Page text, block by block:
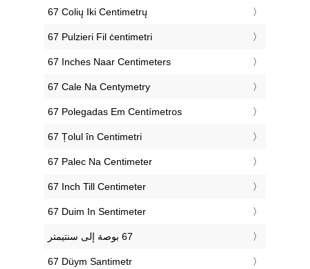
‎67 Colių Iki Centimetrų
‎67 Pulzieri Fil ċentimetri
‎67 Inches Naar Centimeters
‎67 Cale Na Centymetry
‎67 Polegadas Em Centímetros
‎67 Țolul în Centimetri
‎67 Palec Na Centimeter
‎67 Inch Till Centimeter
‎67 Duim In Sentimeter
‎67 Düym Santimetr